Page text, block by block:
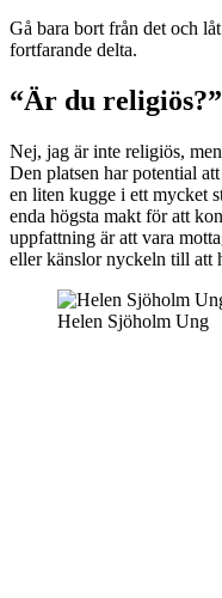
Gå bara bort från det och
fortfarande delta.
“Är du religiös?”
Nej, jag är inte religiös,
Den platsen har potential
en liten kugge i ett mycket
enda högsta makt för att
uppfattning är att vara
eller känslor nyckeln till att
Helen Sjöholm Ung